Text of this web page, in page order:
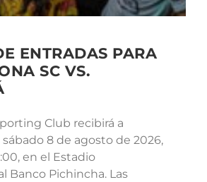
ENTRADAS PARA
SC VS.
Club recibirá a
sábado 8 de agosto de 2026,
en el Estadio
Banco Pichincha. Las